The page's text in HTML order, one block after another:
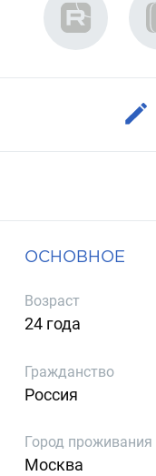
ОСНОВНОЕ
Возраст
24 года
Гражданство
Россия
Город проживания
Москва